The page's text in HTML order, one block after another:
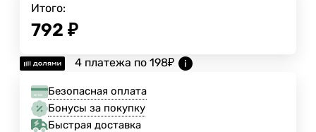
Итого:
792 ₽
4 платежа по 198₽
Безопасная оплата
Бонусы за покупку
Быстрая доставка